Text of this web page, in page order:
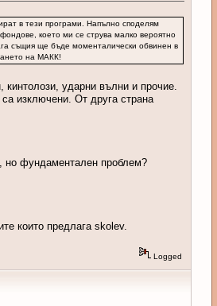
в тези програми. Напълно споделям
което ми се струва малко вероятно
същия ще бъде моменталически обвинен в
на МАКК!
ударни вълни и прочие.
изключени. От друга страна
но фундаментален проблем?
които предлага skolev.
Logged